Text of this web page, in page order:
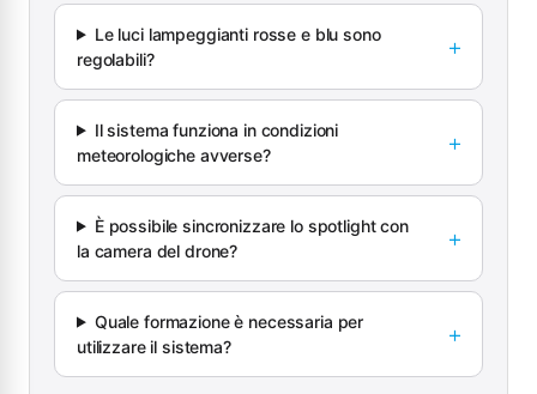
Le luci lampeggianti rosse e blu sono
regolabili?
Il sistema funziona in condizioni
meteorologiche avverse?
È possibile sincronizzare lo spotlight con
la camera del drone?
Quale formazione è necessaria per
utilizzare il sistema?